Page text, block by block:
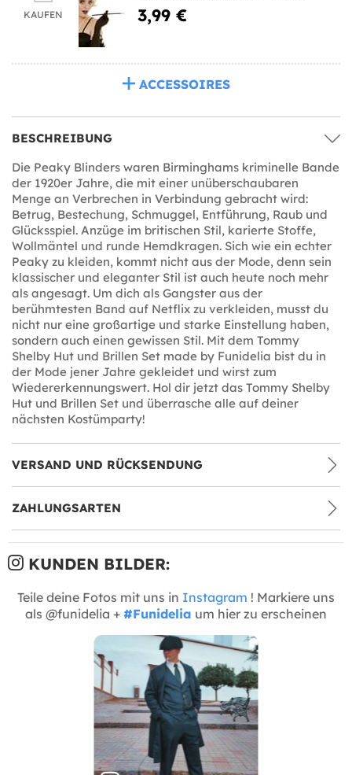
KAUFEN 3,99 €
ACCESSOIRES
BESCHREIBUNG
Die Peaky Blinders waren Birminghams kriminelle Bande
der 1920er Jahre, die mit einer unüberschaubaren
Menge an Verbrechen in Verbindung gebracht wird:
Betrug, Bestechung, Schmuggel, Entführung, Raub und
Glücksspiel. Anzüge im britischen Stil, karierte Stoffe,
Wollmäntel und runde Hemdkragen. Sich wie ein echter
Peaky zu kleiden, kommt nicht aus der Mode, denn sein
klassischer und eleganter Stil ist auch heute noch mehr
als angesagt. Um dich als Gangster aus der
berühmtesten Band auf Netflix zu verkleiden, musst du
nicht nur eine großartige und starke Einstellung haben,
sondern auch einen gewissen Stil. Mit dem Tommy
Shelby Hut und Brillen Set made by Funidelia bist du in
der Mode jener Jahre gekleidet und wirst zum
Wiedererkennungswert. Hol dir jetzt das Tommy Shelby
Hut und Brillen Set und überrasche alle auf deiner
nächsten Kostümparty!
VERSAND UND RÜCKSENDUNG
ZAHLUNGSARTEN
KUNDEN BILDER:
Teile deine Fotos mit uns in Instagram ! Markiere uns
als @funidelia + #Funidelia um hier zu erscheinen